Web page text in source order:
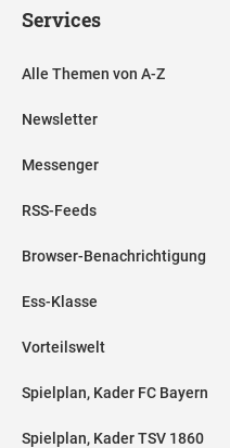
Services
Alle Themen von A-Z
Newsletter
Messenger
RSS-Feeds
Browser-Benachrichtigung
Ess-Klasse
Vorteilswelt
Spielplan, Kader FC Bayern
Spielplan, Kader TSV 1860